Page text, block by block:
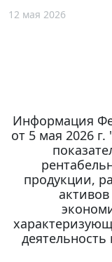
12 мая 2026
Информация
от 5 мая 2026
продукции,